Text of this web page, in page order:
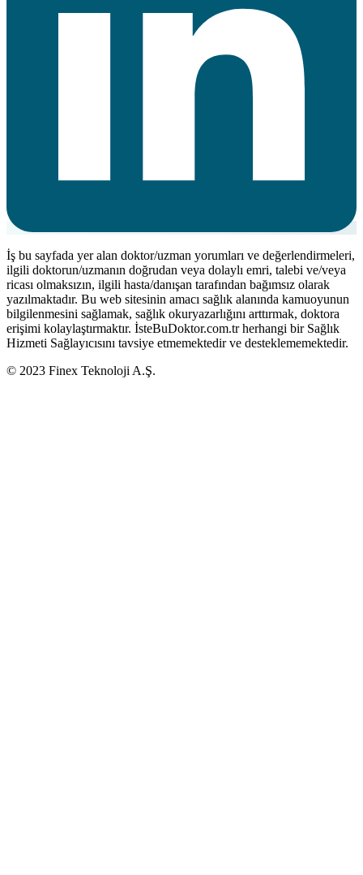
İş bu sayfada yer alan doktor/uzman yorumları ve değerlendirmeleri,
ilgili doktorun/uzmanın doğrudan veya dolaylı emri, talebi ve/veya
ricası olmaksızın, ilgili hasta/danışan tarafından bağımsız olarak
yazılmaktadır. Bu web sitesinin amacı sağlık alanında kamuoyunun
bilgilenmesini sağlamak, sağlık okuryazarlığını arttırmak, doktora
erişimi kolaylaştırmaktır. İsteBuDoktor.com.tr herhangi bir Sağlık
Hizmeti Sağlayıcısını tavsiye etmemektedir ve desteklememektedir.
© 2023 Finex Teknoloji A.Ş.